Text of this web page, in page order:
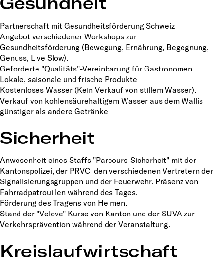
Partnerschaft mit Gesundheitsförderung Schweiz
Angebot verschiedener Workshops zur
Gesundheitsförderung (Bewegung, Ernährung, Begegnung,
Genuss, Live Slow).
Geforderte "Qualitäts"-Vereinbarung für Gastronomen
Lokale, saisonale und frische Produkte
Kostenloses Wasser (Kein Verkauf von stillem Wasser).
Verkauf von kohlensäurehaltigem Wasser aus dem Wallis
günstiger als andere Getränke
Sicherheit
Anwesenheit eines Staffs "Parcours-Sicherheit" mit der
Kantonspolizei, der PRVC, den verschiedenen Vertretern der
Signalisierungsgruppen und der Feuerwehr. Präsenz von
Fahrradpatrouillen während des Tages.
Förderung des Tragens von Helmen.
Stand der "Velove" Kurse von Kanton und der SUVA zur
Verkehrsprävention während der Veranstaltung.
Kreislaufwirtschaft